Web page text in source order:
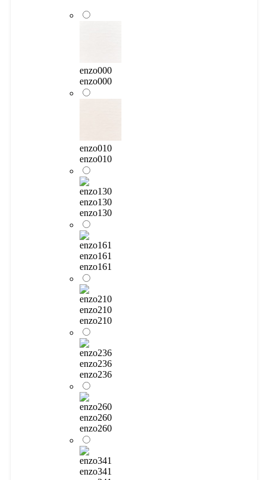
enzo000
enzo000
enzo010
enzo010
enzo130
enzo130
enzo161
enzo161
enzo210
enzo210
enzo236
enzo236
enzo260
enzo260
enzo341